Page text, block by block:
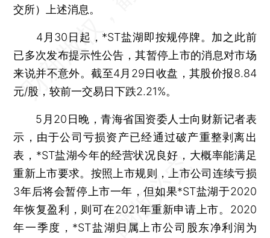
交所）上述消息。
4月30日起，*ST盐湖即按规停牌。加之此前
已多次发布提示性公告，其暂停上市的消息对市场
来说并不意外。截至4月29日收盘，其股价报8.84
元/股，较前一交易日下跌2.21%。
5月20日晚，青海省国资委人士向财新记者表
示，由于公司亏损资产已经通过破产重整剥离出
表，*ST盐湖今年的经营状况良好，大概率能满足
重新上市要求。按照上市规则，上市公司连续亏损
3年后将会暂停上市一年，但如果*ST盐湖于2020
年恢复盈利，则可在2021年重新申请上市。2020
年一季度，*ST盐湖归属上市公司股东净利润为